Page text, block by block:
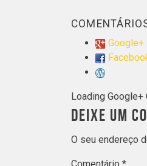
Google+
Loading Google+
DEIXE UM
O seu endereço